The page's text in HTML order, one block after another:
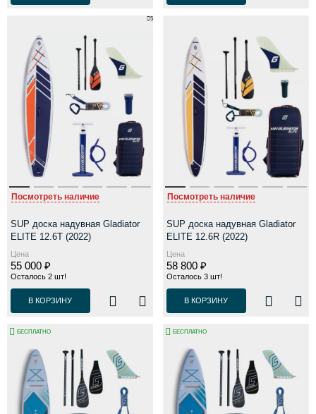
5
Посмотреть наличие
SUP доска надувная Gladiator
ELITE 12.6T (2022)
Цена
55 000 ₽
Осталось 2 шт!
В КОРЗИНУ
Посмотреть наличие
SUP доска надувная Gladiator
ELITE 12.6R (2022)
Цена
58 800 ₽
Осталось 3 шт!
В КОРЗИНУ
БЕСПЛАТНО БЕСПЛАТНО